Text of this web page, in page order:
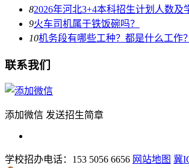
82026年河北3+4本科招生计划人数及
9火车司机属于铁饭碗吗？
10机务段有哪些工种？都是什么工作？
联系我们
添加微信 发送招生简章
学校招办电话：153 5056 6656 网站地图 冀